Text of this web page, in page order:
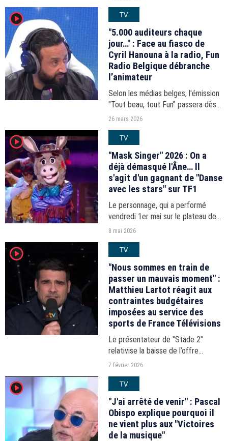
player2 TV
"5.000 auditeurs chaque
jour…" : Face au fiasco de
Cyril Hanouna à la radio, Fun
Radio Belgique débranche
l’animateur
Selon les médias belges, l'émission
"Tout beau, tout Fun" passera dès
la semaine prochaine à la trappe
diffusé à partir de 19 heures.
26 mars 2026
player2 TV
"Mask Singer" 2026 : On a
déjà démasqué l'Âne… Il
s'agit d'un gagnant de "Danse
avec les stars" sur TF1
Le personnage, qui a performé
vendredi 1er mai sur le plateau de
l'émission présentée par Camille
l'aise au niveau de la chorégraphie...
et pour cause...
8 mai 2026
player2 TV
"Nous sommes en train de
passer un mauvais moment" :
Matthieu Lartot réagit aux
contraintes budgétaires
imposées au service des
sports de France Télévisions
Le présentateur de "Stade 2"
relativise la baisse de l’offre
sportive du groupe audiovisuel.
7 février 2026
player2 TV
"J'ai arrêté de venir" : Pascal
Obispo explique pourquoi il
ne vient plus aux "Victoires
de la musique"